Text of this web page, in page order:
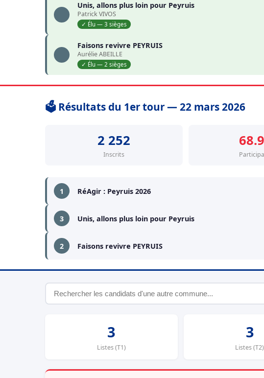
Unis, allons plus loin pour Peyruis
Patrick VIVOS
✓ Élu — 3 sièges
Faisons revivre PEYRUIS
Aurélie ABEILLE
✓ Élu — 2 sièges
🗳️ Résultats du 1er tour — 22 mars 2026
2 252
Inscrits
1 RéAgir : Peyruis 2026
3 Unis, allons plus loin pour Peyruis
2 Faisons revivre PEYRUIS
3
Listes (T1)
3
Listes (T2)